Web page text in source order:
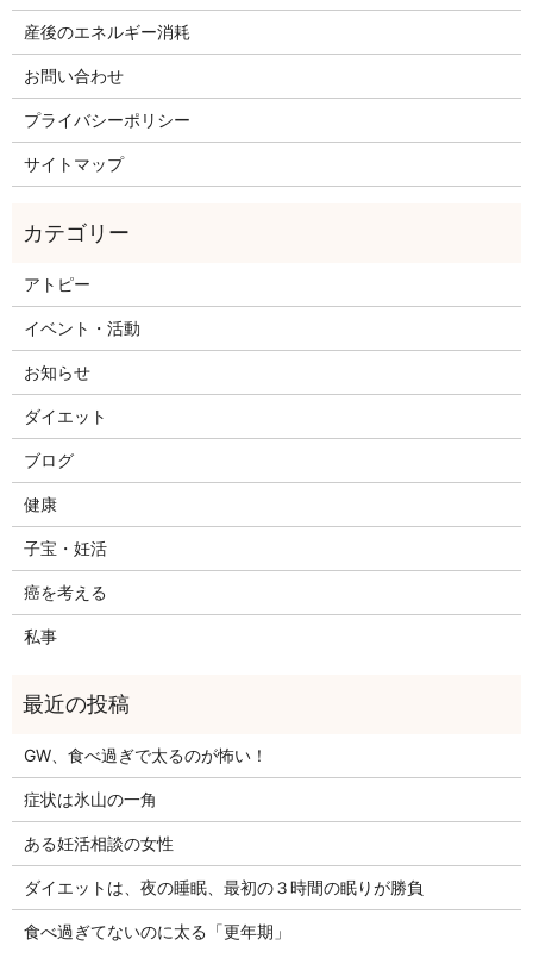
産後のエネルギー消耗
お問い合わせ
プライバシーポリシー
サイトマップ
アトピー
イベント・活動
お知らせ
ダイエット
ブログ
健康
子宝・妊活
癌を考える
私事
GW、食べ過ぎで太るのが怖い！
症状は氷山の一角
ある妊活相談の女性
ダイエットは、夜の睡眠、最初の３時間の眠りが勝負
食べ過ぎてないのに太る「更年期」